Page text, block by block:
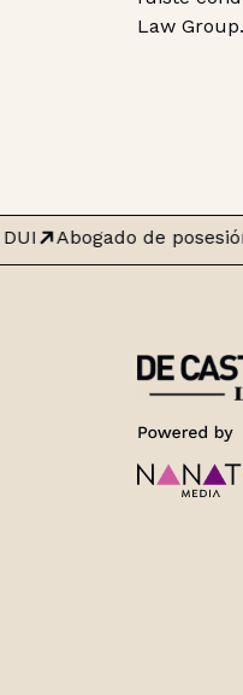
Law
Abogado de